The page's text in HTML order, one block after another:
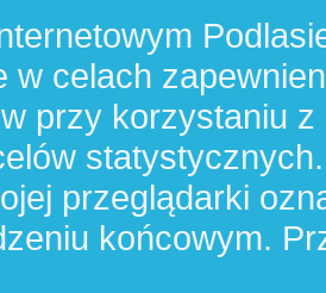
w celach
przy korzystaniu
przeglądarki
końcowym.